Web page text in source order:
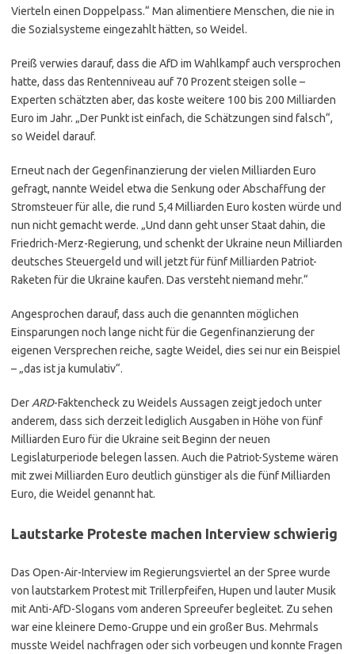
Vierteln einen Doppelpass.“ Man alimentiere Menschen, die nie in
die Sozialsysteme eingezahlt hätten, so Weidel.
Preiß verwies darauf, dass die AfD im Wahlkampf auch versprochen
hatte, dass das Rentenniveau auf 70 Prozent steigen solle –
Experten schätzten aber, das koste weitere 100 bis 200 Milliarden
Euro im Jahr. „Der Punkt ist einfach, die Schätzungen sind falsch“,
so Weidel darauf.
Erneut nach der Gegenfinanzierung der vielen Milliarden Euro
gefragt, nannte Weidel etwa die Senkung oder Abschaffung der
Stromsteuer für alle, die rund 5,4 Milliarden Euro kosten würde und
nun nicht gemacht werde. „Und dann geht unser Staat dahin, die
Friedrich-Merz-Regierung, und schenkt der Ukraine neun Milliarden
deutsches Steuergeld und will jetzt für fünf Milliarden Patriot-
Raketen für die Ukraine kaufen. Das versteht niemand mehr.“
Angesprochen darauf, dass auch die genannten möglichen
Einsparungen noch lange nicht für die Gegenfinanzierung der
eigenen Versprechen reiche, sagte Weidel, dies sei nur ein Beispiel
– „das ist ja kumulativ“.
Der ARD-Faktencheck zu Weidels Aussagen zeigt jedoch unter
anderem, dass sich derzeit lediglich Ausgaben in Höhe von fünf
Milliarden Euro für die Ukraine seit Beginn der neuen
Legislaturperiode belegen lassen. Auch die Patriot-Systeme wären
mit zwei Milliarden Euro deutlich günstiger als die fünf Milliarden
Euro, die Weidel genannt hat.
Lautstarke Proteste machen Interview schwierig
Das Open-Air-Interview im Regierungsviertel an der Spree wurde
von lautstarkem Protest mit Trillerpfeifen, Hupen und lauter Musik
mit Anti-AfD-Slogans vom anderen Spreeufer begleitet. Zu sehen
war eine kleinere Demo-Gruppe und ein großer Bus. Mehrmals
musste Weidel nachfragen oder sich vorbeugen und konnte Fragen